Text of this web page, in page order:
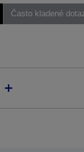
Často kladené